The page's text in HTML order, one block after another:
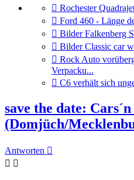
Gehe
zum
letzten
Beitrag
Rochester
Gehe
zum
letzten
Beitrag
Ford 460 - Länge
Gehe
zum
letzten
Beitrag
Bilder Falkenberg
Gehe
zum
letzten
Beitrag
Bilder Classic car
Gehe
zum
letzten
Beitrag
Rock Auto
Verpacku...
Gehe
letzten
Beitrag
C6 verhält sich
save the date:
(Domjüch/
Antworten